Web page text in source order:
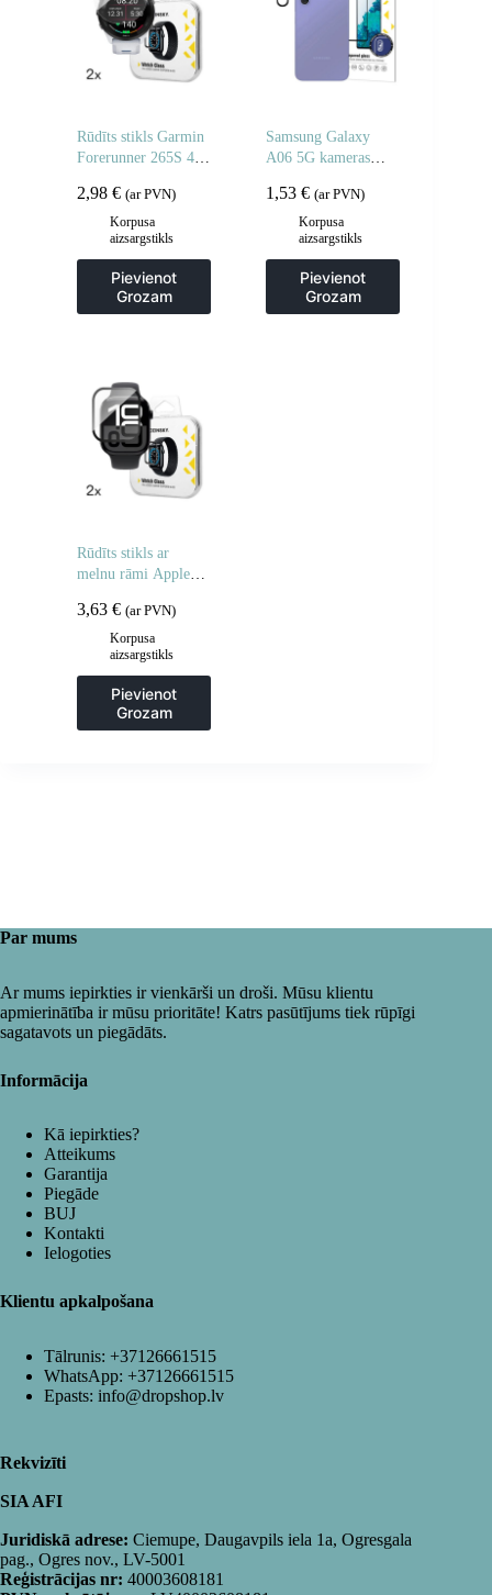
Rūdīts stikls Garmin
Forerunner 265S 46
pulkstenim – 2 gab.
2,98 € (ar PVN)
Korpusa
aizsargstikls
Pievienot
Grozam
Samsung Galaxy
A06 5G kameras
– 2 gab.
1,53€ (ar PVN)
Korpusa
aizsargstikls
Pievienot
Grozam
Rūdīts stikls ar
melnu rāmi Apple
Glue – 2 gab.
3,63 € (ar PVN)
Korpusa
aizsargstikls
Pievienot
Grozam
Par mums
Ar mums iepirkties ir vienkārši un droši. Mūsu klientu
apmierinātība ir mūsu prioritāte! Katrs pasūtījums tiek rūpīgi
sagatavots un piegādāts.
Informācija
Kā iepirkties?
Atteikums
Garantija
Piegāde
BUJ
Kontakti
Ielogoties
Klientu apkalpošana
Tālrunis: +37126661515
WhatsApp: +37126661515
Epasts: info@dropshop.lv
Rekvizīti
SIA AFI
Juridiskā adrese: Ciemupe, Daugavpils iela 1a, Ogresgala
pag., Ogres nov., LV-5001
Reģistrācijas nr: 40003608181